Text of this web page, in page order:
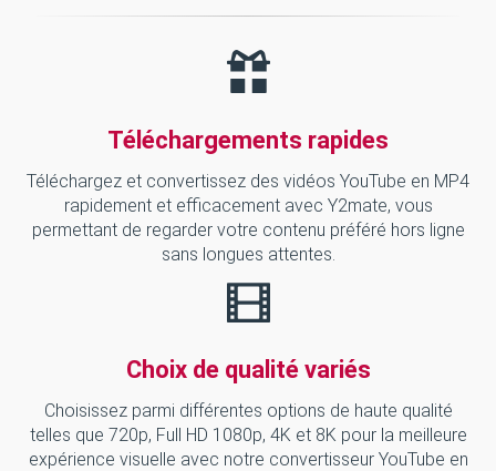
Téléchargements rapides
Téléchargez et convertissez des vidéos YouTube en MP4
rapidement et efficacement avec Y2mate, vous
permettant de regarder votre contenu préféré hors ligne
sans longues attentes.
Choix de qualité variés
Choisissez parmi différentes options de haute qualité
telles que 720p, Full HD 1080p, 4K et 8K pour la meilleure
expérience visuelle avec notre convertisseur YouTube en